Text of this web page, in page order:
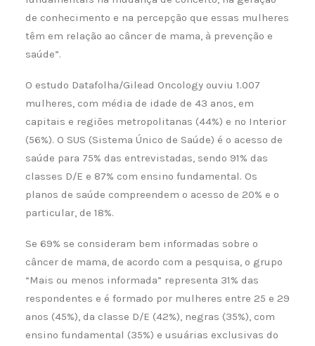
de conhecimento e na percepção que essas mulheres
têm em relação ao câncer de mama, à prevenção e
saúde”.
O estudo Datafolha/Gilead Oncology ouviu 1.007
mulheres, com média de idade de 43 anos, em
capitais e regiões metropolitanas (44%) e no Interior
(56%). O SUS (Sistema Único de Saúde) é o acesso de
saúde para 75% das entrevistadas, sendo 91% das
classes D/E e 87% com ensino fundamental. Os
planos de saúde compreendem o acesso de 20% e o
particular, de 18%.
Se 69% se consideram bem informadas sobre o
câncer de mama, de acordo com a pesquisa, o grupo
“Mais ou menos informada” representa 31% das
respondentes e é formado por mulheres entre 25 e 29
anos (45%), da classe D/E (42%), negras (35%), com
ensino fundamental (35%) e usuárias exclusivas do